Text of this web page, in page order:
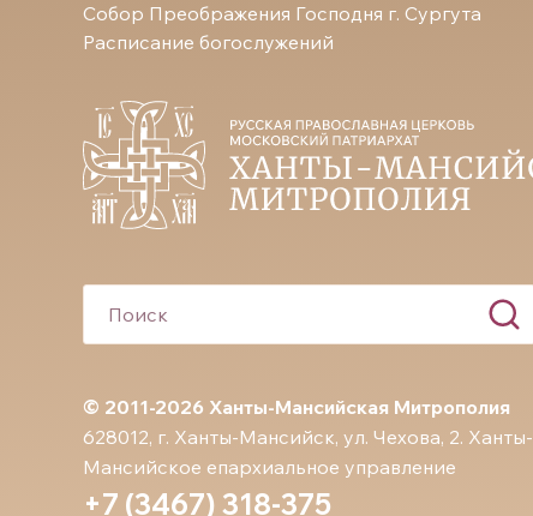
© 2011-2026 Ханты-Мансийская Митрополия
628012, г. Ханты-Мансийск, ул. Чехова, 2. Ханты-
Мансийское епархиальное управление
+7 (3467) 318-375
Собор Преображения Господня г. Сургута
Расписание богослужений